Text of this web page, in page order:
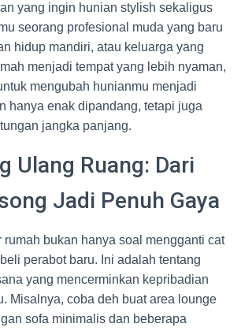
yang ingin hunian stylish sekaligus
seorang profesional muda yang baru
hidup mandiri, atau keluarga yang
menjadi tempat yang lebih nyaman,
mengubah hunianmu menjadi
hanya enak dipandang, tetapi juga
jangka panjang.
Ulang Ruang: Dari
Jadi Penuh Gaya
rumah bukan hanya soal mengganti cat
perabot baru. Ini adalah tentang
yang mencerminkan kepribadian
Misalnya, coba deh buat area lounge
sofa minimalis dan beberapa